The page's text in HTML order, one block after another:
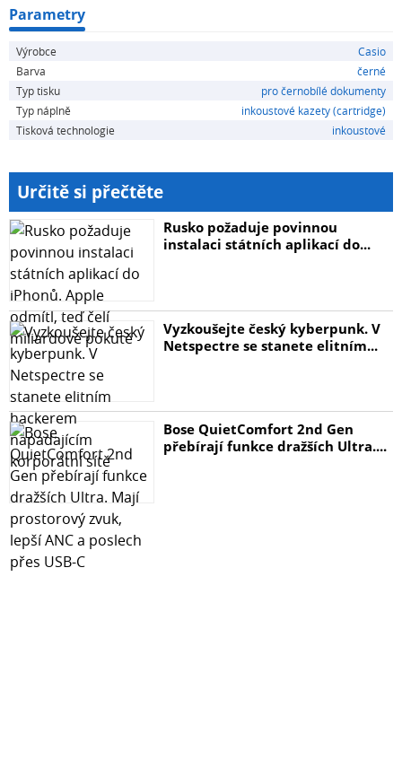
Parametry
Výrobce
Casio
Barva
černé
Typ tisku
pro černobílé dokumenty
Typ náplně
inkoustové kazety (cartridge)
Tisková technologie
inkoustové
Určitě si přečtěte
Rusko požaduje povinnou
instalaci státních aplikací do...
Vyzkoušejte český kyberpunk. V
Netspectre se stanete elitním...
Bose QuietComfort 2nd Gen
přebírají funkce dražších Ultra....